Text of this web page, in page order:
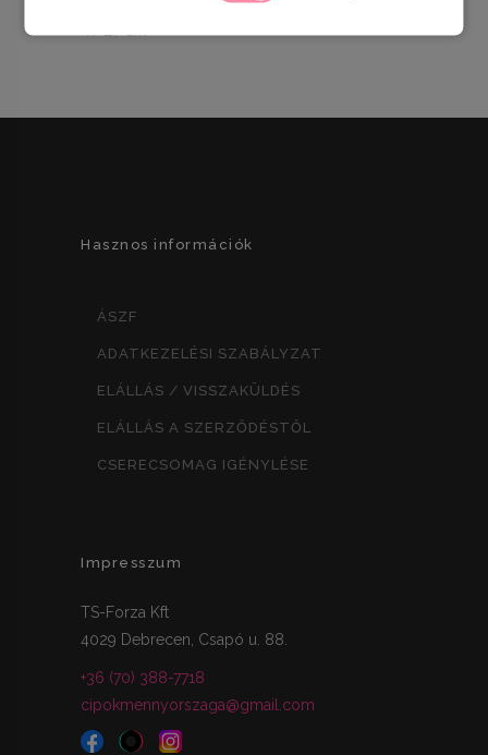
41-27 cm
Hasznos információk
ÁSZF
ADATKEZELÉSI SZABÁLYZAT
ELÁLLÁS / VISSZAKÜLDÉS
ELÁLLÁS A SZERZŐDÉSTŐL
CSERECSOMAG IGÉNYLÉSE
Impresszum
TS-Forza Kft
4029 Debrecen, Csapó u. 88.
+36 (70) 388-7718
cipokmennyorszaga@gmail.com